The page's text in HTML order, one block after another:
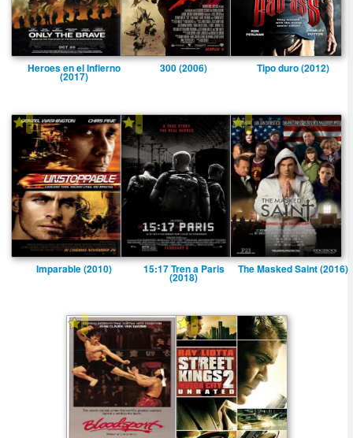
Heroes en el Infierno
(2017)
300 (2006) Tipo duro (2012)
-
Imparable (2010)
-
15:17 Tren a Paris
(2018)
-
The Masked Saint (2016)
- -